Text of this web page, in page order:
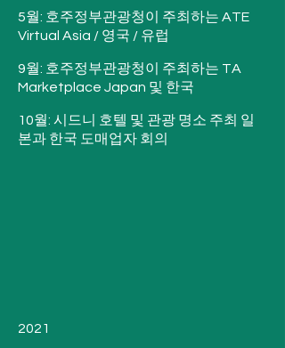
5월: 호주정부관광청이 주최하는 ATE
Virtual Asia / 영국 / 유럽
9월: 호주정부관광청이 주최하는 TA
Marketplace Japan 및 한국
10월: 시드니 호텔 및 관광 명소 주최 일
본과 한국 도매업자 회의
2021